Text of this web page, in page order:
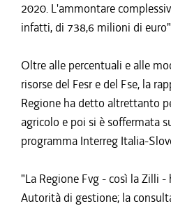
2020. L'ammontare
infatti, di 738,6 milioni di
Oltre alle percentuali e alle
risorse del Fesr e del Fse, la
Regione ha detto altrettanto
agricolo e poi si è soffermata
programma Interreg Italia-
"La Regione Fvg - così la Zilli
Autorità di gestione; la